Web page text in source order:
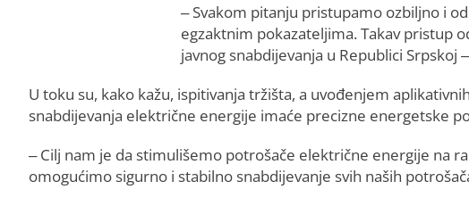
– Svakom pitanju pristupamo ozbiljno i
egzaktnim pokazateljima. Takav pristup
javnog snabdijevanja u Republici Srpskoj
U toku su, kako kažu, ispitivanja tržišta, a uvođenjem
snabdijevanja električne energije imaće precizne energetske
– Cilj nam je da stimulišemo potrošače električne energije na
omogućimo sigurno i stabilno snabdijevanje svih naših